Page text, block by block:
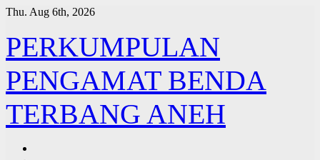
Skip
content
Thu. Aug 6th, 2026
PERKUMPULAN
PENGAMAT BENDA
TERBANG ANEH